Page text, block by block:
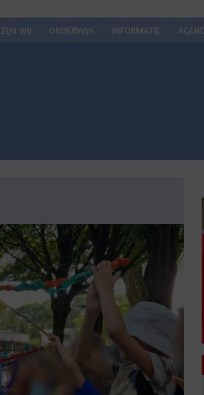
WIJ ONDERWIJS INFORMATIE